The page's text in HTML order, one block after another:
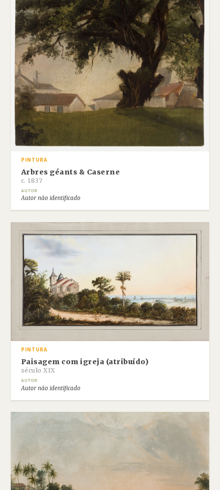
PINTURA
Arbres géants & Caserne
c. 1837
AUTOR
Autor não identificado
PINTURA
Paisagem com igreja (atribuído)
século XIX
AUTOR
Autor não identificado